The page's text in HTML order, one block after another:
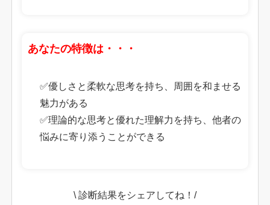
あなたの特徴は・・・
✅優しさと柔軟な思考を持ち、周囲を和ませる
魅力がある
✅理論的な思考と優れた理解力を持ち、他者の
悩みに寄り添うことができる
\ 診断結果をシェアしてね！/